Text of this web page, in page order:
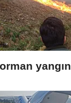
yangın